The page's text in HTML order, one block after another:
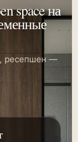
space на
ресепшен —